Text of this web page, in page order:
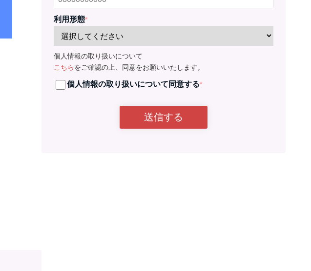
利用形態*
個人情報の取り扱いについて
こちらをご確認の上、同意をお願いいたします。
個人情報の取り扱いについて同意する*